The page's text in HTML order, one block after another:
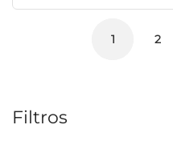
1 2
Filtros